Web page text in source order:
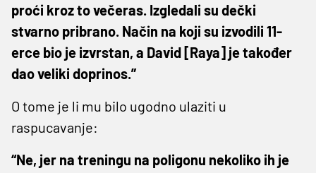
proći kroz to večeras. Izgledali su dečki
stvarno pribrano. Način na koji su izvodili 11-
erce bio je izvrstan, a David [Raya] je također
dao veliki doprinos.”
O tome je li mu bilo ugodno ulaziti u
raspucavanje:
“Ne, jer na treningu na poligonu nekoliko ih je